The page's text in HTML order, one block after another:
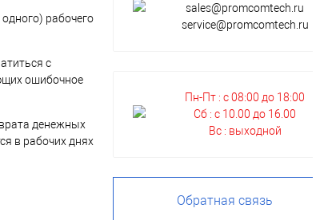
рабочего
с
ошибочное
денежных
в рабочих днях
sales@promcomtech.ru
service@promcomtech.ru⁠
Пн-Пт : с 08:00 до 18:00
Сб : с 10.00 до 16.00
Вс : выходной
Обратная связь